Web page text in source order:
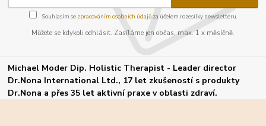
Souhlasím se zpracováním osobních údajůza účelem rozesílky newsletteru.
Můžete se kdykoli odhlásit. Zasíláme jen občas, max. 1 x měsíčně.
Michael Moder Dip. Holistic Therapist - Leader director
Dr.Nona International Ltd., 17 let zkušeností s produkty
Dr.Nona a přes 35 let aktivní praxe v oblasti zdraví.